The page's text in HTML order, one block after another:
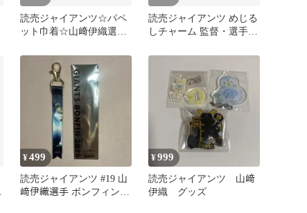
読売ジャイアンツ☆パペ
ット巾着☆山﨑伊織選手
読売ジャイアンツ めじる
しチャーム 監督・選手
¥499
読売ジャイアンツ #19 山
﨑伊織選手 ボンフィン
¥999
読売ジャイアンツ 山﨑
伊織 グッズ